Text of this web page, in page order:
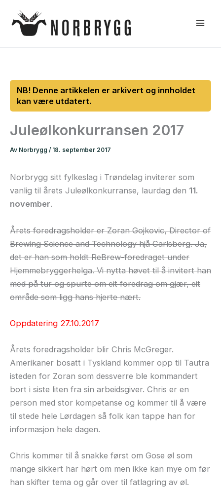
rett
Juleølkonkurransen 2017
Av Norbrygg / 18. september 2017
Norbrygg sitt fylkeslag i Trøndelag inviterer som
vanlig til årets Juleølkonkurranse, laurdag den 11.
november.
Årets foredragsholder er Zoran Gojkovic, Director of
Brewing Science and Technology hjå Carlsberg. Ja,
det er han som holdt ReBrew-foredraget under
Hjemmebryggerhelga. Vi nytta høvet til å invitert han
med på tur og spurte om eit foredrag om gjær, eit
område som ligg hans hjerte nært.
Oppdatering 27.10.2017
Årets foredragsholder blir Chris McGreger.
Amerikaner bosatt i Tyskland kommer opp til Tautra
isteden for Zoran som dessverre ble kommandert
bort i siste liten fra sin arbeidsgiver. Chris er en
person med stor kompetanse og kommer til å være
til stede hele Lørdagen så folk kan tappe han for
informasjon hele dagen.
Chris kommer til å snakke først om Gose øl som
mange sikkert har hørt om men ikke kan mye om før
han skifter tema og går over til fatlagring av øl.